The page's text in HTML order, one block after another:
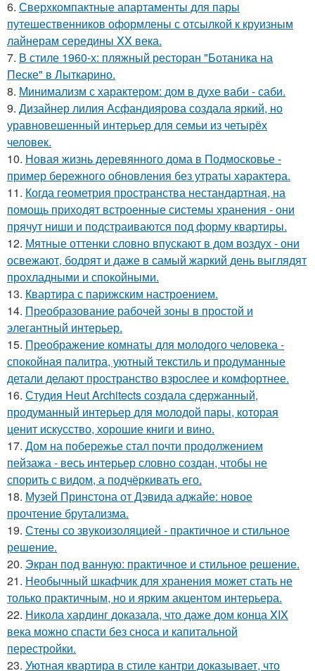
6. Сверхкомпактные апартаменты для пары
путешественников оформлены с отсылкой к круизным
лайнерам середины XX века.
7. В стиле 1960-х: пляжный ресторан "Ботаника на
Песке" в Лыткарино.
8. Минимализм с характером: дом в духе ваби - саби.
9. Дизайнер лилия Асфандиярова создала яркий, но
уравновешенный интерьер для семьи из четырёх
человек.
10. Новая жизнь деревянного дома в Подмосковье -
пример бережного обновления без утраты характера.
11. Когда геометрия пространства нестандартная, на
помощь приходят встроенные системы хранения - они
прячут ниши и подстраиваются под форму квартиры.
12. Мятные оттенки словно впускают в дом воздух - они
освежают, бодрят и даже в самый жаркий день выглядят
прохладными и спокойными.
13. Квартира с парижским настроением.
14. Преобразование рабочей зоны в простой и
элегантный интерьер.
15. Преображение комнаты для молодого человека -
спокойная палитра, уютный текстиль и продуманные
детали делают пространство взрослее и комфортнее.
16. Студия Heut Architects создала сдержанный,
продуманный интерьер для молодой пары, которая
ценит искусство, хорошие книги и вино.
17. Дом на побережье стал почти продолжением
пейзажа - весь интерьер словно создан, чтобы не
спорить с видом, а подчёркивать его.
18. Музей Принстона от Дэвида аджайе: новое
прочтение брутализма.
19. Стены со звукоизоляцией - практичное и стильное
решение.
20. Экран под ванную: практичное и стильное решение.
21. Необычный шкафчик для хранения может стать не
только практичным, но и ярким акцентом интерьера.
22. Никола хардинг доказала, что даже дом конца XIX
века можно спасти без сноса и капитальной
перестройки.
23. Уютная квартира в стиле кантри доказывает, что